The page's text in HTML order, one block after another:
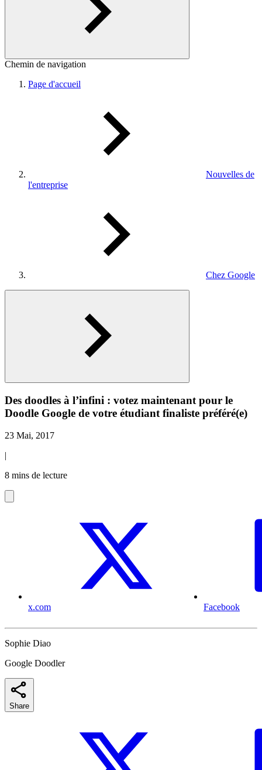
Chemin de navigation
Page d'accueil
Nouvelles de
l'entreprise
Chez Google
Des doodles à l’infini : votez maintenant pour le
Doodle Google de votre étudiant finaliste préféré(e)
23 Mai, 2017
|
8 mins de lecture
x.com Facebook
Sophie Diao
Google Doodler
Share